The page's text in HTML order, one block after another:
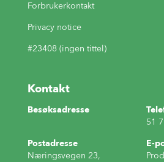
Forbrukerkontakt
Privacy notice
#23408 (ingen tittel)
Kontakt
Besøksadresse
51
Postadresse
Næringsvegen 23,
E-